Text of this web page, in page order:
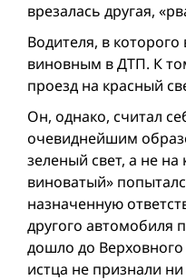
врезалась другая,
Водителя, в
виновным в ДТП. К
проезд на красный
Он, однако, считал
очевиднейшим
зеленый свет, а не
виноватый»
назначенную
другого автомобиля
дошло до
истца не признали